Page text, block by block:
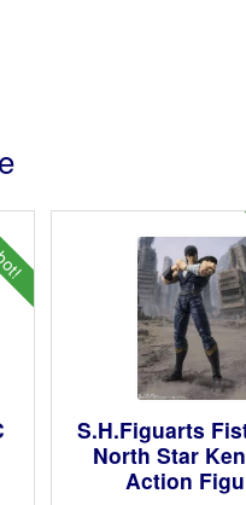
S.H.Figuarts
North Star
Action